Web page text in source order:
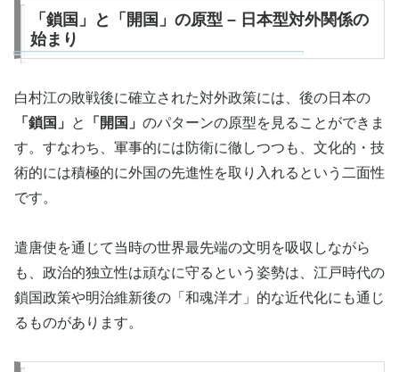
「鎖国」と「開国」の原型 – 日本型対外関係の
始まり
白村江の敗戦後に確立された対外政策には、後の日本の
「鎖国」 と 「開国」 のパターンの原型を見ることができま
す。すなわち、軍事的には防衛に徹しつつも、文化的・技
術的には積極的に外国の先進性を取り入れるという二面性
です。
遣唐使を通じて当時の世界最先端の文明を吸収しながら
も、政治的独立性は頑なに守るという姿勢は、江戸時代の
鎖国政策や明治維新後の「和魂洋才」的な近代化にも通じ
るものがあります。